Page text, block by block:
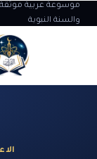
والسنة النبوية